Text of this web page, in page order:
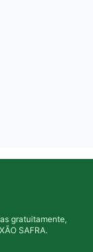
gratuitamente,
SAFRA.